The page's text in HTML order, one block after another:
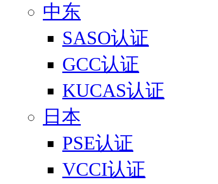
中东
SASO认证
GCC认证
KUCAS认证
日本
PSE认证
VCCI认证